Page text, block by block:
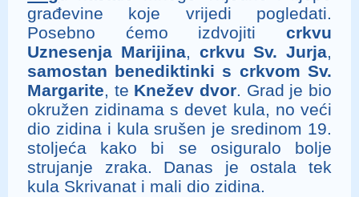
građevine koje vrijedi pogledati.
Posebno ćemo izdvojiti crkvu
Uznesenja Marijina, crkvu Sv. Jurja,
samostan benediktinki s crkvom Sv.
Margarite, te Knežev dvor. Grad je bio
okružen zidinama s devet kula, no veći
dio zidina i kula srušen je sredinom 19.
stoljeća kako bi se osiguralo bolje
strujanje zraka. Danas je ostala tek
kula Skrivanat i mali dio zidina.